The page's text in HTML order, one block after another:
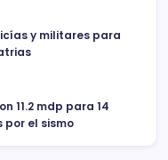
y militares para
11.2 mdp para 14
el sismo